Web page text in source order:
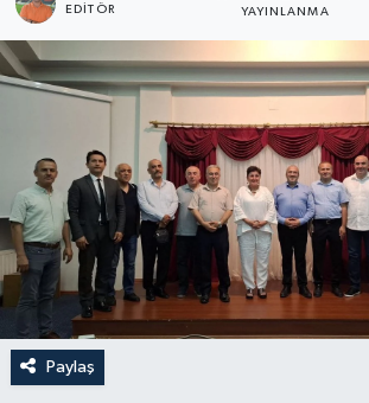
EDITÖR YAYINLANMA
Paylaş
EKONOMİ
GÜNCEL
AKTÜEL
EĞİTİM
İLÇELER
OTOPARK
TEKNOLOJİ
Süper Lig Puan Durumu ve Fikstür
Tüm Manşetler
Son Dakika Haberleri
Haber Arşivi